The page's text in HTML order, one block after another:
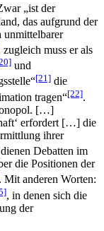
„ist der
das aufgrund der
unmittelbarer
zugleich muss er als
und
[21] die
tragen“[22].
[…]
erfordert […] die
ihrer
Debatten im
die Positionen der
. Mit anderen Worten:
, in denen sich die
der